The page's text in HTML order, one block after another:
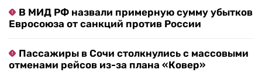
В МИД РФ назвали примерную сумму убытков
Евросоюза от санкций против России
Пассажиры в Сочи столкнулись с массовыми
отменами рейсов из-за плана «Ковер»